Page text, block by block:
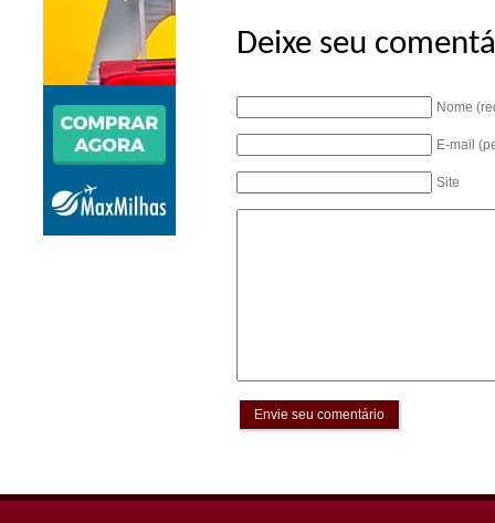
Deixe seu
Nome
E-mail
Site
Envie seu comentário